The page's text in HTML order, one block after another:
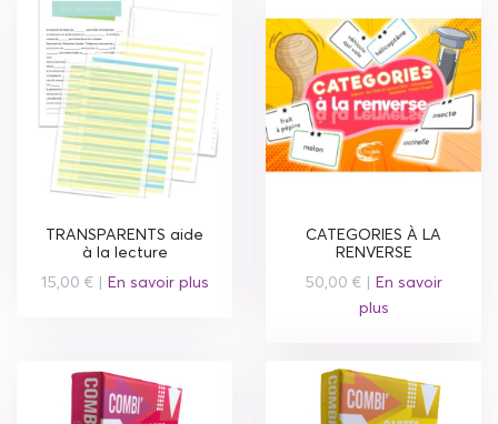
TRANSPARENTS aide
à la lecture
15,00 € | En savoir plus
CATEGORIES À LA
RENVERSE
50,00 € | En savoir
plus